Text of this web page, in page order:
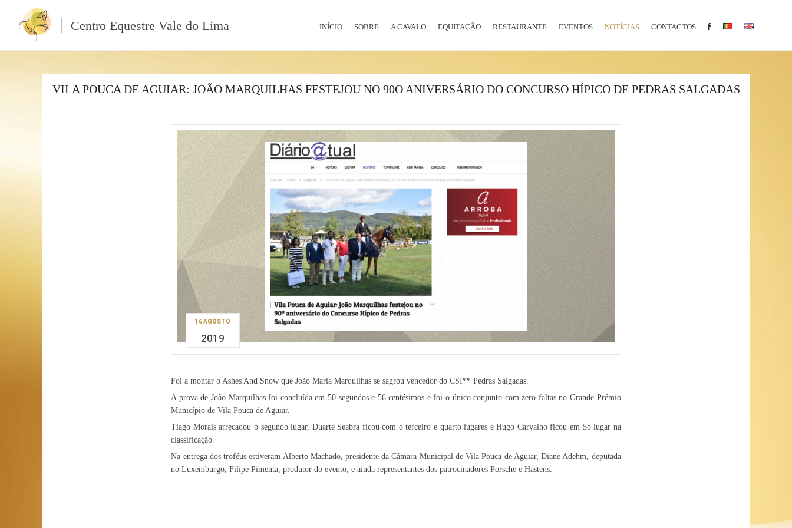
Centro Equestre Vale do Lima INÍCIO SOBRE A CAVALO EQUITAÇÃO RESTAURANTE EVENTOS NOTÍCIAS CONTACTOS
VILA POUCA DE AGUIAR: JOÃO MARQUILHAS FESTEJOU NO 90O ANIVERSÁRIO DO CONCURSO HÍPICO DE PEDRAS SALGADAS
16 AGOSTO
2019
Foi a montar o Ashes And Snow que João Maria Marquilhas se sagrou vencedor do CSI** Pedras Salgadas.
A prova de João Marquilhas foi concluída em 50 segundos e 56 centésimos e foi o único conjunto com zero faltas no Grande Prémio
Município de Vila Pouca de Aguiar.
Tiago Morais arrecadou o segundo lugar, Duarte Seabra ficou com o terceiro e quarto lugares e Hugo Carvalho ficou em 5o lugar na
classificação.
Na entrega dos troféus estiveram Alberto Machado, presidente da Câmara Municipal de Vila Pouca de Aguiar, Diane Adehm, deputada
no Luxemburgo, Filipe Pimenta, produtor do evento, e ainda representantes dos patrocinadores Porsche e Hastens.